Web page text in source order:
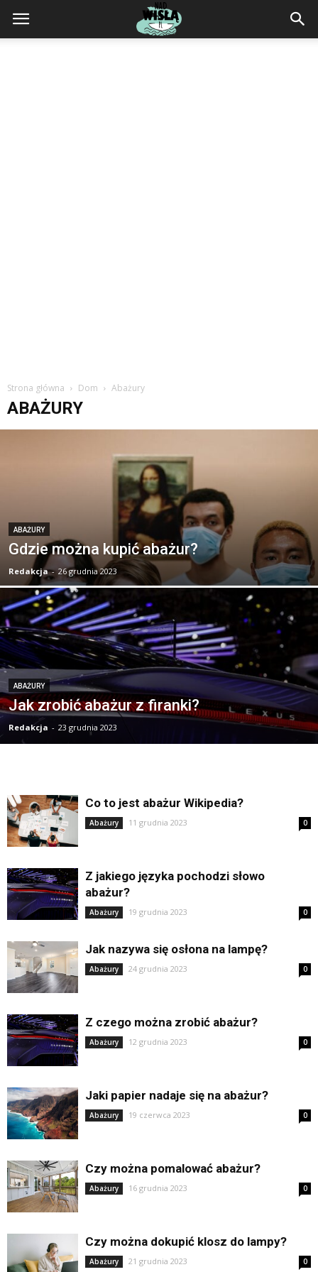
NadWisla.pl
Strona główna Dom Abażury
ABAŻURY
ABAŻURY
Gdzie można kupić abażur?
Redakcja - 26 grudnia 2023
ABAŻURY
Jak zrobić abażur z firanki?
Redakcja - 23 grudnia 2023
Co to jest abażur Wikipedia?
Abażury 11 grudnia 2023 0
Z jakiego języka pochodzi słowo
abażur?
Abażury 19 grudnia 2023 0
Jak nazywa się osłona na lampę?
Abażury 24 grudnia 2023 0
Z czego można zrobić abażur?
Abażury 12 grudnia 2023 0
Jaki papier nadaje się na abażur?
Abażury 19 czerwca 2023 0
Czy można pomalować abażur?
Abażury 16 grudnia 2023 0
Czy można dokupić klosz do lampy?
Abażury 21 grudnia 2023 0